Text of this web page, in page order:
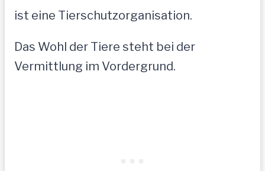
ist eine Tierschutzorganisation.
Das Wohl der Tiere steht bei der
Vermittlung im Vordergrund.